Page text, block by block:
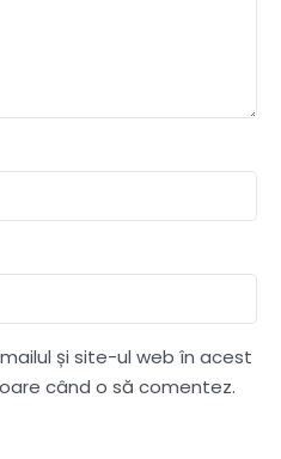
și site-ul web în acest
când o să comentez.